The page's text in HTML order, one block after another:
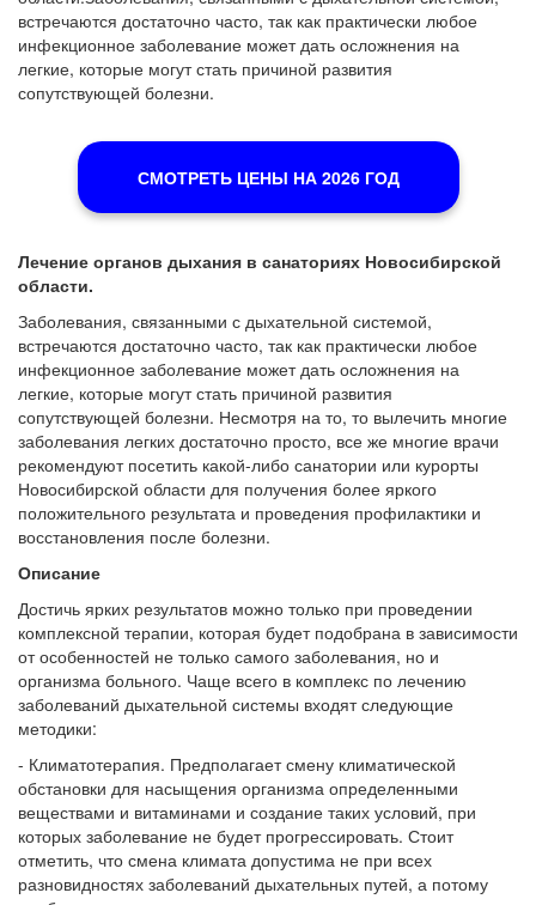
встречаются достаточно часто, так как практически любое
инфекционное заболевание может дать осложнения на
легкие, которые могут стать причиной развития
сопутствующей болезни.
СМОТРЕТЬ ЦЕНЫ НА 2026 ГОД
Лечение органов дыхания в санаториях Новосибирской
области.
Заболевания, связанными с дыхательной системой,
встречаются достаточно часто, так как практически любое
инфекционное заболевание может дать осложнения на
легкие, которые могут стать причиной развития
сопутствующей болезни. Несмотря на то, то вылечить многие
заболевания легких достаточно просто, все же многие врачи
рекомендуют посетить какой-либо санатории или курорты
Новосибирской области для получения более яркого
положительного результата и проведения профилактики и
восстановления после болезни.
Описание
Достичь ярких результатов можно только при проведении
комплексной терапии, которая будет подобрана в зависимости
от особенностей не только самого заболевания, но и
организма больного. Чаще всего в комплекс по лечению
заболеваний дыхательной системы входят следующие
методики:
- Климатотерапия. Предполагает смену климатической
обстановки для насыщения организма определенными
веществами и витаминами и создание таких условий, при
которых заболевание не будет прогрессировать. Стоит
отметить, что смена климата допустима не при всех
разновидностях заболеваний дыхательных путей, а потому